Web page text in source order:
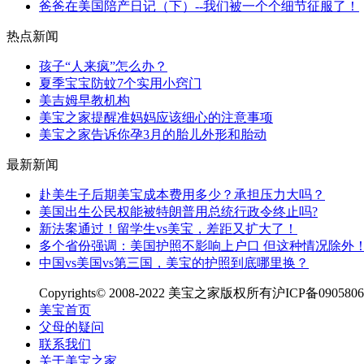
爸爸在美国陪产日记（下）--我们被一个个细节征服了！
热点新闻
孩子“人来疯”怎么办？
夏季宝宝防蚊7个实用小窍门
美吉姆早教机构
美宝之家提醒准妈妈应该细心的注意事项
美宝之家告诉你孕3月的胎儿外形和胎动
最新新闻
赴美生子后期美宝成本费用多少？承担压力大吗？
美国出生公民权能被特朗普用总统行政令终止吗?
新法案通过！留学生vs美宝，差距又扩大了！
多个省份强调：美国护照不影响上户口 但这种情况除外！
中国vs美国vs第三国，美宝的护照到底哪里换？
Copyrights© 2008-2022 美宝之家版权所有沪ICP备
美宝首页
父母的疑问
联系我们